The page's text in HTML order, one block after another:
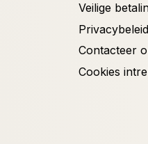
Veilige
Privacybeleid
Contacteer
Cookies